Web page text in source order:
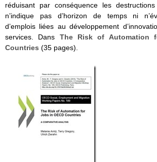
réduisant par conséquence les destructions
n’indique pas d’horizon de temps ni
d’emplois liées au développement
services. Dans The Risk of Automation
Countries (35 pages).